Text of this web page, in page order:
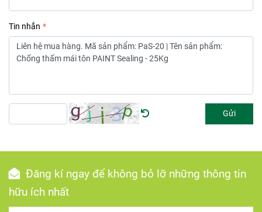
Tin nhắn
Gửi
Đăng kí ngay để không bỏ lỡ những thông tin
hữu ích nhất